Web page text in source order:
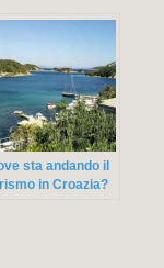
sta andando il
in Croazia?